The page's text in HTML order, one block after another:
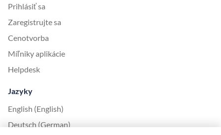
Prihlásiť sa
Zaregistrujte sa
Cenotvorba
Míľniky aplikácie
Helpdesk
Jazyky
English (English)
Deutsch (German)